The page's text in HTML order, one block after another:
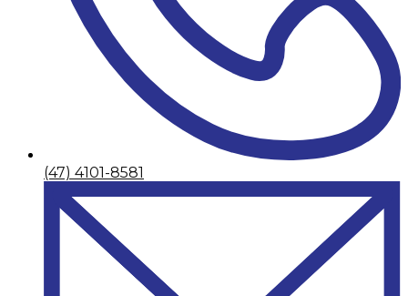
(47) 4101-8581